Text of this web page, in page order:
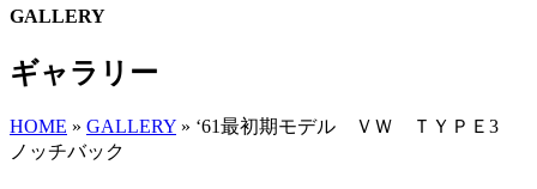
GALLERY
ギャラリー
HOME » GALLERY » ‘61最初期モデル ＶＷ ＴＹＰＥ3
ノッチバック